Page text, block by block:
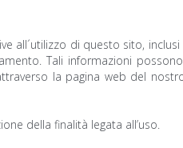
all´utilizzo di questo sito,
Tali informazioni
la pagina web del
della finalità legata all’uso.